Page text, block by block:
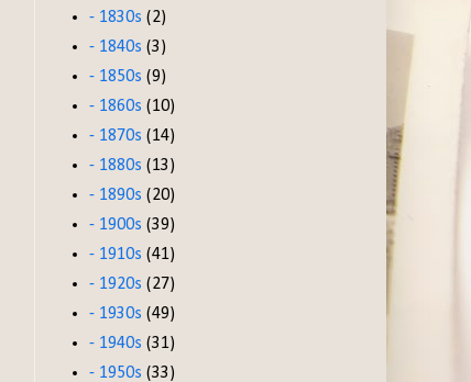
- 1830s (2)
- 1840s (3)
- 1850s (9)
- 1860s (10)
- 1870s (14)
- 1880s (13)
- 1890s (20)
- 1900s (39)
- 1910s (41)
- 1920s (27)
- 1930s (49)
- 1940s (31)
- 1950s (33)